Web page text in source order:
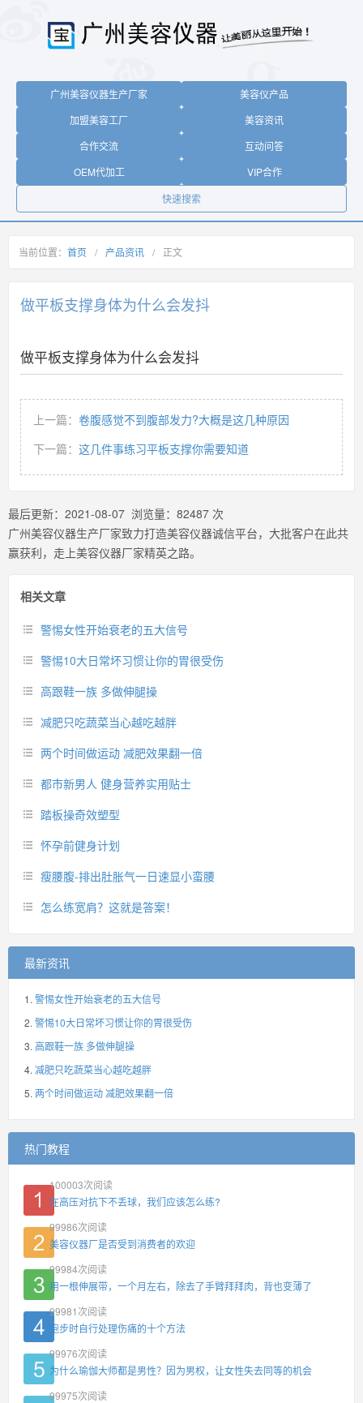
广州美容仪器生产厂家
美容仪产品
加盟美容工厂
美容资讯
合作交流
互动问答
OEM代加工
VIP合作
快速搜索
当前位置： 首页 / 产品资讯 / 正文
做平板支撑身体为什么会发抖
做平板支撑身体为什么会发抖
上一篇： 卷腹感觉不到腹部发力?大概是这几种原因
下一篇： 这几件事练习平板支撑你需要知道
最后更新： 2021-08-07 浏览量： 82487 次
广州美容仪器生产厂家致力打造美容仪器诚信平台，大批客户在此共
赢获利，走上美容仪器厂家精英之路。
相关文章
警惕女性开始衰老的五大信号
警惕10大日常坏习惯让你的胃很受伤
高跟鞋一族 多做伸腿操
减肥只吃蔬菜当心越吃越胖
两个时间做运动 减肥效果翻一倍
都市新男人 健身营养实用贴士
踏板操奇效塑型
怀孕前健身计划
瘦腰腹-排出肚胀气一日速显小蛮腰
怎么练宽肩？这就是答案！
最新资讯
警惕女性开始衰老的五大信号
警惕10大日常坏习惯让你的胃很受伤
高跟鞋一族 多做伸腿操
减肥只吃蔬菜当心越吃越胖
两个时间做运动 减肥效果翻一倍
热门教程
100003次阅读
在高压对抗下不丢球，我们应该怎么练?
99986次阅读
美容仪器厂是否受到消费者的欢迎
99984次阅读
用一根伸展带，一个月左右，除去了手臂拜拜肉，背也变薄了
99981 次阅读
跑步时自行处理伤痛的十个方法
99976次阅读
为什么瑜伽大师都是男性？因为男权，让女性失去同等的机会
99975次阅读